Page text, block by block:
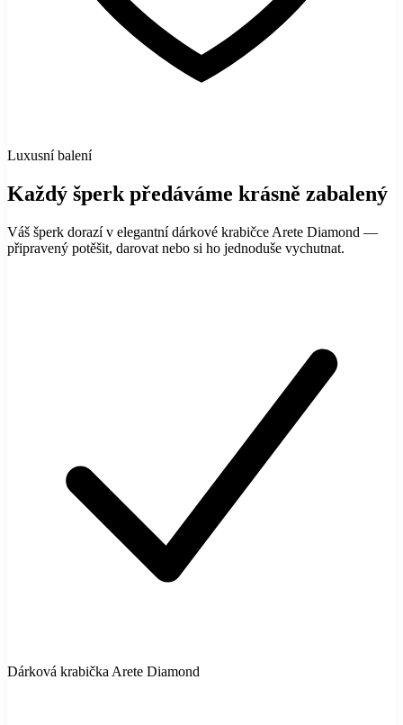
Luxusní balení
Každý šperk předáváme krásně zabalený
Váš šperk dorazí v elegantní dárkové krabičce Arete Diamond —
připravený potěšit, darovat nebo si ho jednoduše vychutnat.
Dárková krabička Arete Diamond